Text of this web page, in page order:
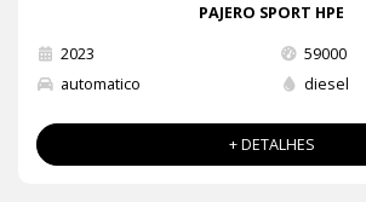
PAJERO SPORT HPE
2023
automatico
59000
diesel
+ DETALHES